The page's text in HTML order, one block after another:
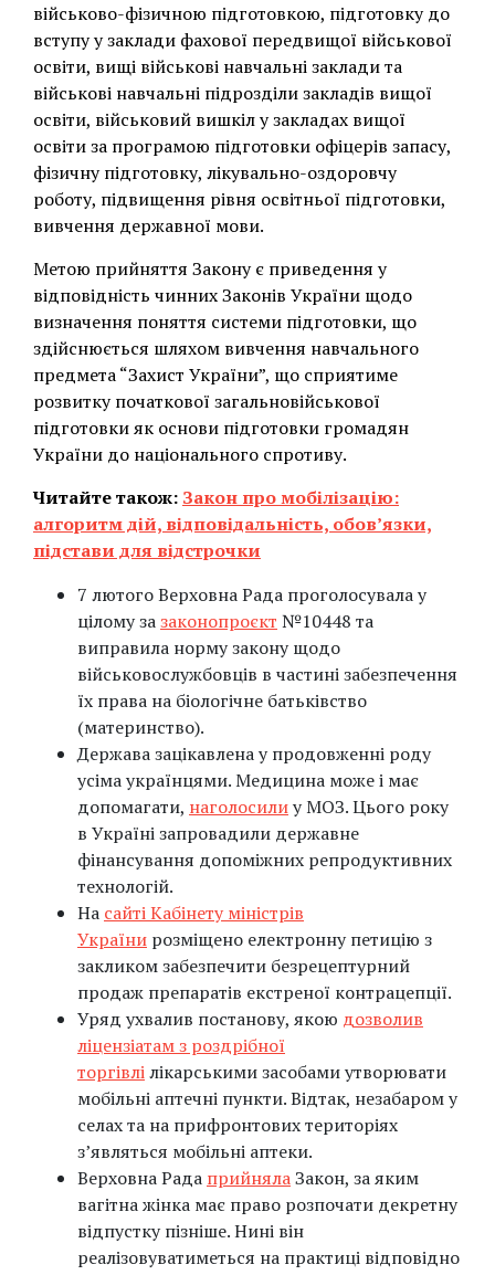
військово-фізичною підготовкою, підготовку до
вступу у заклади фахової передвищої військової
освіти, вищі військові навчальні заклади та
військові навчальні підрозділи закладів вищої
освіти, військовий вишкіл у закладах вищої
освіти за програмою підготовки офіцерів запасу,
фізичну підготовку, лікувально-оздоровчу
роботу, підвищення рівня освітньої підготовки,
вивчення державної мови.
Метою прийняття Закону є приведення у
відповідність чинних Законів України щодо
визначення поняття системи підготовки, що
здійснюється шляхом вивчення навчального
предмета “Захист України”, що сприятиме
розвитку початкової загальновійськової
підготовки як основи підготовки громадян
України до національного спротиву.
Читайте також: Закон про мобілізацію:
алгоритм дій, відповідальність, обов’язки,
підстави для відстрочки
7 лютого Верховна Рада проголосувала у
цілому зазаконопроєкт №10448 та
виправила норму закону щодо
військовослужбовців в частині забезпечення
їх права на біологічне батьківство
(материнство).
Держава зацікавлена у продовженні роду
усіма українцями. Медицина може і має
допомагати, наголосилиу МОЗ. Цього року
в Україні запровадили державне
фінансування допоміжних репродуктивних
технологій.
На сайті Кабінету міністрів
України розміщено електронну петицію з
закликом забезпечити безрецептурний
продаж препаратів екстреної контрацепції.
Уряд ухвалив постанову, якою дозволив
ліцензіатам з роздрібної
торгівлілікарськими засобами утворювати
мобільні аптечні пункти. Відтак, незабаром у
селах та на прифронтових територіях
з’являться мобільні аптеки.
Верховна Рада прийнялаЗакон, за яким
вагітна жінка має право розпочати декретну
відпустку пізніше. Нині він
реалізовуватиметься на практиці відповідно